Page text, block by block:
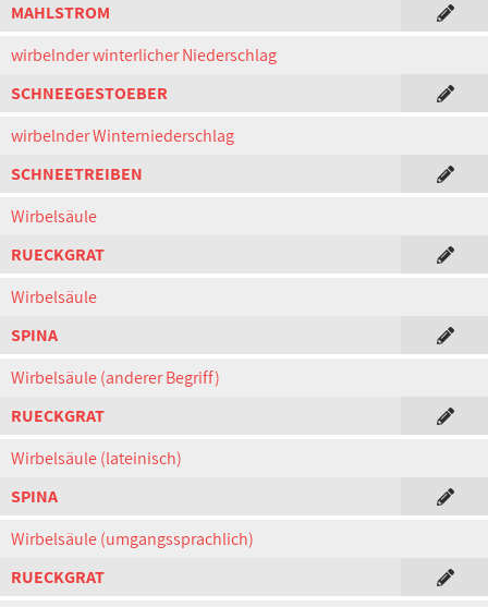
MAHLSTROM
wirbelnder winterlicher Niederschlag
SCHNEEGESTOEBER
wirbelnder Winterniederschlag
SCHNEETREIBEN
Wirbelsäule
RUECKGRAT
Wirbelsäule
SPINA
Wirbelsäule (anderer Begriff)
RUECKGRAT
Wirbelsäule (lateinisch)
SPINA
Wirbelsäule (umgangssprachlich)
RUECKGRAT